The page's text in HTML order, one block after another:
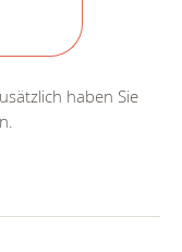
haben Sie